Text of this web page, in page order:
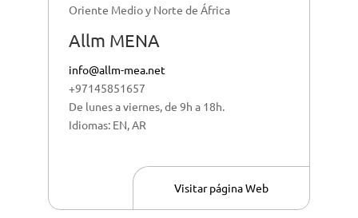
Oriente Medio y Norte de África
Allm MENA
info@allm-mea.net
+97145851657
De lunes a viernes, de 9h a 18h.
Idiomas: EN, AR
Visitar página Web